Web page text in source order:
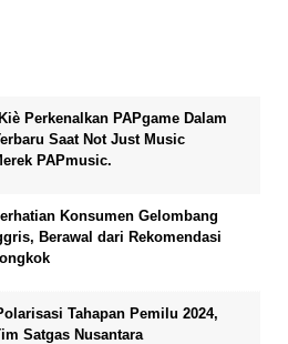
Perkenalkan PAPgame Dalam
Saat Not Just Music
PAPmusic.
Konsumen Gelombang
Berawal dari Rekomendasi
Tahapan Pemilu 2024,
Satgas Nusantara